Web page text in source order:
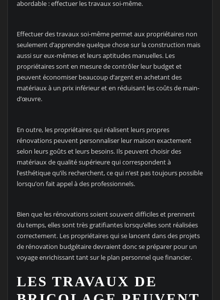
abordable : effectuer les travaux soi-même.
Effectuer des travaux soi-même permet aux propriétaires non
seulement d’apprendre quelque chose sur la construction mais
aussi sur eux-mêmes et leurs aptitudes manuelles. Les
propriétaires sont en mesure de contrôler leur budget et
peuvent économiser beaucoup d’argent en achetant des
matériaux à un prix inférieur et en réduisant les coûts de main-
d’œuvre.
En outre, les propriétaires qui réalisent leurs propres
rénovations peuvent personnaliser leur maison exactement
selon leurs goûts et leurs besoins. Ils peuvent choisir des
matériaux de qualité supérieure qui correspondent à
l’esthétique qu’ils recherchent, ce qui n’est pas toujours possible
lorsqu’on fait appel à des professionnels.
Bien que les rénovations soient souvent difficiles et prennent
du temps, elles sont très gratifiantes lorsqu’elles sont réalisées
correctement. Les propriétaires qui se lancent dans des projets
de rénovation budgétaire devraient donc se préparer pour un
voyage enrichissant tant sur le plan personnel que financier.
LES TRAVAUX DE